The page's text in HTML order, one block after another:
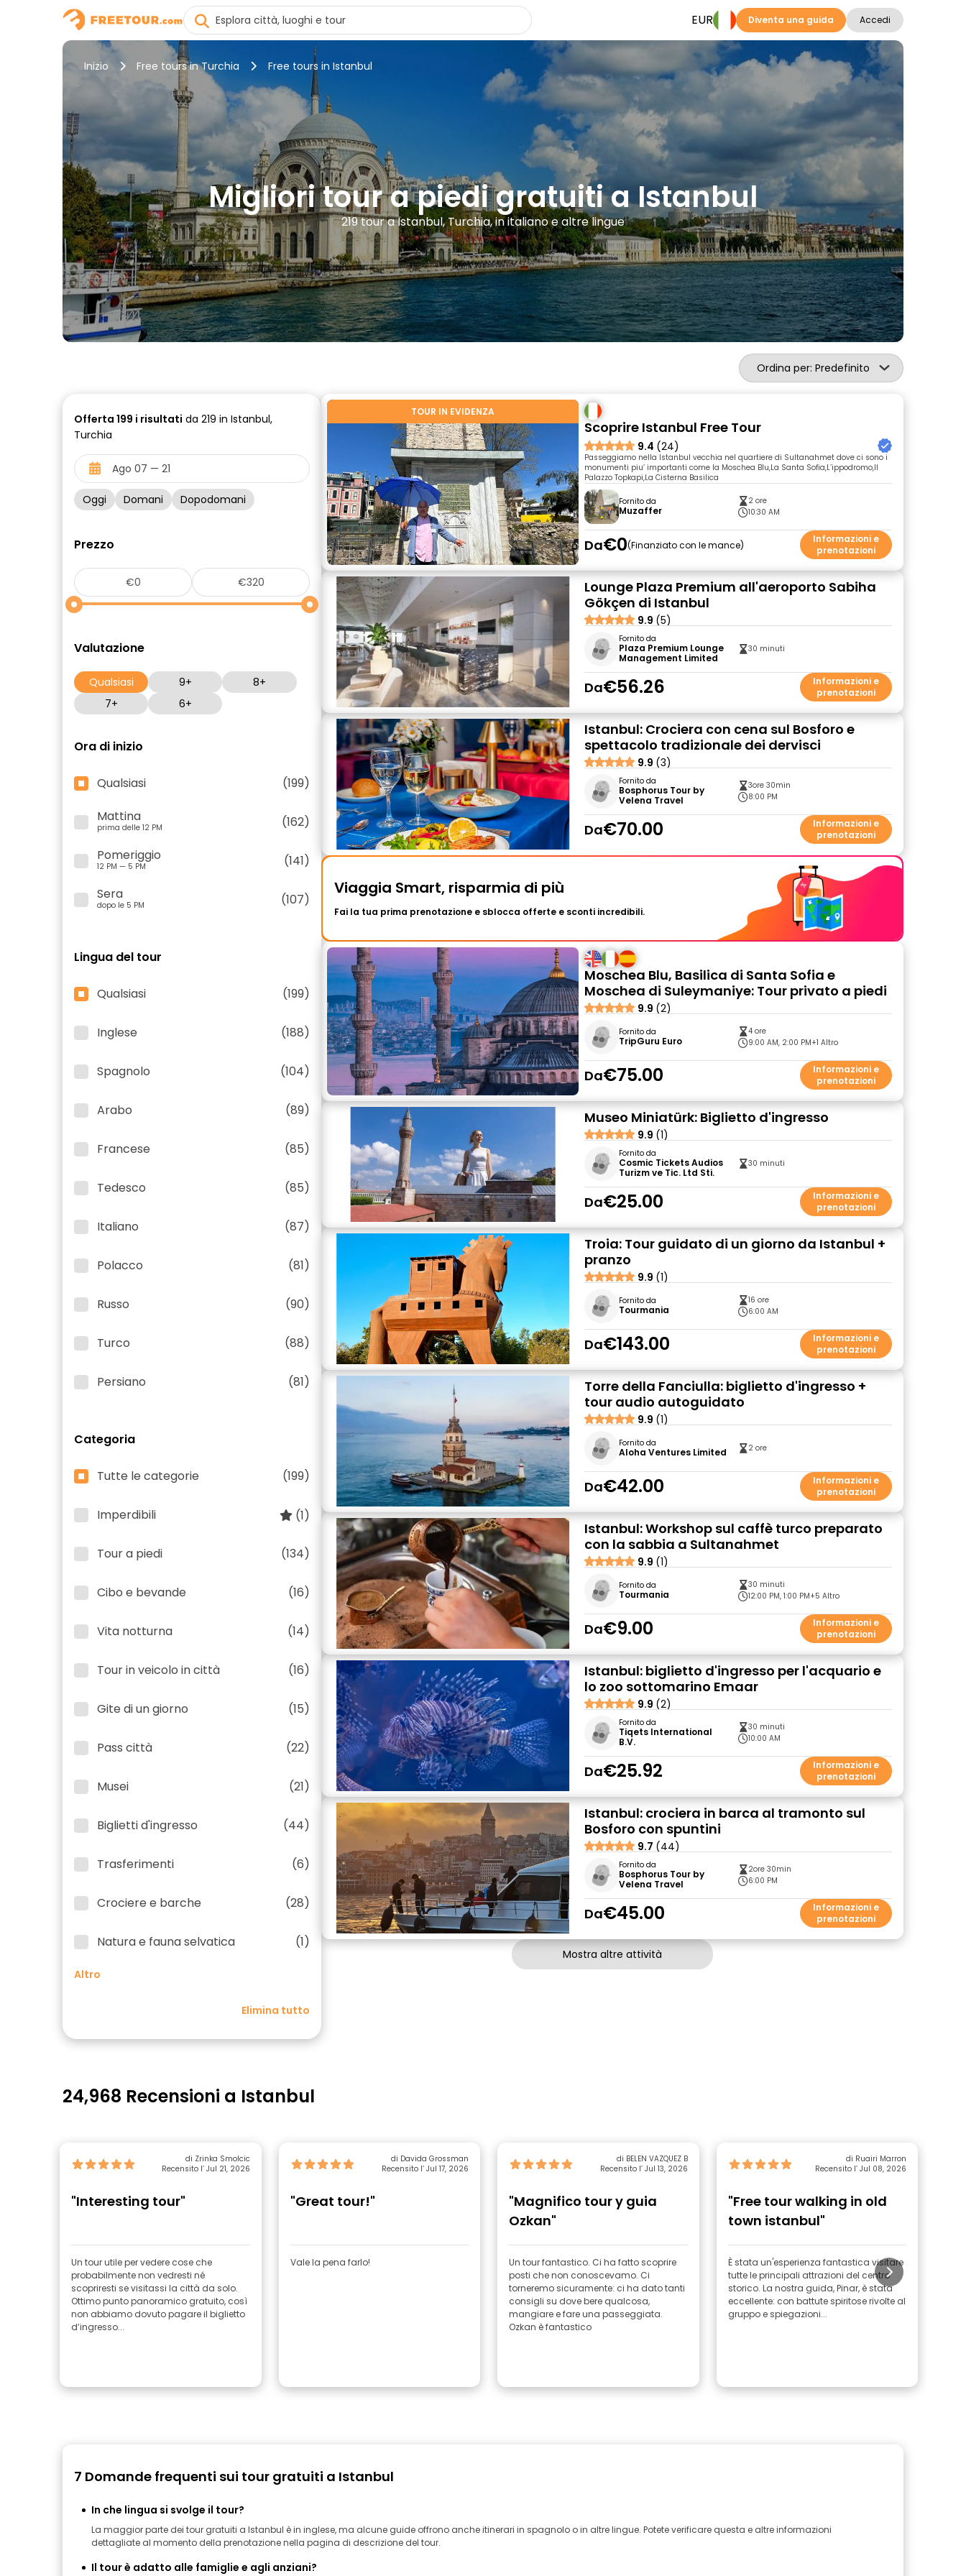
EUR Diventa una guida Accedi
Inizio Free tours in Turchia Free tours in Istanbul
Migliori tour a piedi gratuiti a Istanbul
219 tour a Istanbul, Turchia, in italiano e altre lingue
Ordina per: Predefinito
Offerta 199 i risultati da 219 in Istanbul,
Turchia
Oggi Domani Dopodomani
Prezzo
Valutazione
Qualsiasi 9+
8+
7+
6+
Ora di inizio
Qualsiasi
(199)
Mattina
prima delle 12 PM
(162)
Pomeriggio
12 PM — 5 PM
(141)
Sera
dopo le 5 PM (107)
Lingua del tour
Qualsiasi (199)
Inglese (188)
Spagnolo (104)
Arabo (89)
Francese (85)
Tedesco (85)
Italiano (87)
Polacco (81)
Russo (90)
Turco (88)
Persiano (81)
Categoria
Tutte le categorie (199)
Imperdibili (1)
Tour a piedi (134)
Cibo e bevande (16)
Vita notturna (14)
Tour in veicolo in città (16)
Gite di un giorno (15)
Pass città (22)
Musei (21)
Biglietti d'ingresso (44)
Trasferimenti (6)
Crociere e barche (28)
Natura e fauna selvatica (1)
Altro
Elimina tutto
TOUR IN EVIDENZA
Scoprire Istanbul Free Tour
9.4 (24)
Passeggiamo nella Istanbul vecchia nel quartiere di Sultanahmet dove ci sono i
monumenti piu’ importanti come la Moschea Blu,La Santa Sofia,L’ippodromo,Il
Palazzo Topkapi,La Cisterna Basilica
Fornito da
Muzaffer
2 ore
10:30 AM
Da€0 Finanziato con le mance
Informazioni e
prenotazioni
Lounge Plaza Premium all'aeroporto Sabiha
Gökçen di Istanbul
9.9 (5)
Fornito da
Plaza Premium Lounge
Management Limited
30 minuti
Da€56.26
Informazioni e
prenotazioni
Istanbul: Crociera con cena sul Bosforo e
spettacolo tradizionale dei dervisci
9.9 (3)
Fornito da
Bosphorus Tour by
Velena Travel
3ore 30min
8:00 PM
Da€70.00
Informazioni e
prenotazioni
Viaggia Smart, risparmia di più
Fai la tua prima prenotazione e sblocca offerte e sconti incredibili.
Moschea Blu, Basilica di Santa Sofia e
Moschea di Suleymaniye: Tour privato a piedi
9.9 (2)
Fornito da
TripGuru Euro
4 ore
9:00 AM, 2:00 PM+1 Altro
Da€75.00
Informazioni e
prenotazioni
Museo Miniatürk: Biglietto d'ingresso
9.9 (1)
Fornito da
Cosmic Tickets Audios
Turizm ve Tic. Ltd Sti.
30 minuti
Da€25.00
Informazioni e
prenotazioni
Troia: Tour guidato di un giorno da Istanbul +
pranzo
9.9 (1)
Fornito da
Tourmania
16 ore
6:00 AM
Da€143.00
Informazioni e
prenotazioni
Torre della Fanciulla: biglietto d'ingresso +
tour audio autoguidato
9.9 (1)
Fornito da
Aloha Ventures Limited 2 ore
Da€42.00
Informazioni e
prenotazioni
Istanbul: Workshop sul caffè turco preparato
con la sabbia a Sultanahmet
9.9 (1)
Fornito da
Tourmania
30 minuti
12:00 PM, 1:00 PM+5 Altro
Da€9.00
Informazioni e
prenotazioni
Istanbul: biglietto d'ingresso per l'acquario e
lo zoo sottomarino Emaar
9.9 (2)
Fornito da
Tiqets International
B.V.
30 minuti
10:00 AM
Da€25.92
Informazioni e
prenotazioni
Istanbul: crociera in barca al tramonto sul
Bosforo con spuntini
9.7 (44)
Fornito da
Bosphorus Tour by
Velena Travel
2ore 30min
6:00 PM
Da€45.00
Informazioni e
prenotazioni
Mostra altre attività
24,968 Recensioni a Istanbul
di Zrinka Smolcic
Recensito l’ Jul 21, 2026
"Interesting tour"
Un tour utile per vedere cose che
probabilmente non vedresti né
scopriresti se visitassi la città da solo.
Ottimo punto panoramico gratuito, così
non abbiamo dovuto pagare il biglietto
d’ingresso...
di Davida Grossman
Recensito l’ Jul 17, 2026
"Great tour!"
Vale la pena farlo!
di BELEN VAZQUEZ B
Recensito l’ Jul 13, 2026
"Magnifico tour y guia
Ozkan"
Un tour fantastico. Ci ha fatto scoprire
posti che non conoscevamo. Ci
torneremo sicuramente: ci ha dato tanti
consigli su dove bere qualcosa,
mangiare e fare una passeggiata.
Ozkan è fantastico
di Ruairi Marron
Recensito l’ Jul 08, 2026
"Free tour walking in old
town istanbul"
È stata un'esperienza fantastica visitare
tutte le principali attrazioni del centro
storico. La nostra guida, Pinar, è stata
eccellente: con battute spiritose rivolte al
gruppo e spiegazioni...
7 Domande frequenti sui tour gratuiti a Istanbul
In che lingua si svolge il tour?
La maggior parte dei tour gratuiti a Istanbul è in inglese, ma alcune guide offrono anche itinerari in spagnolo o in altre lingue. Potete verificare questa e altre informazioni
dettagliate al momento della prenotazione nella pagina di descrizione del tour.
Il tour è adatto alle famiglie e agli anziani?